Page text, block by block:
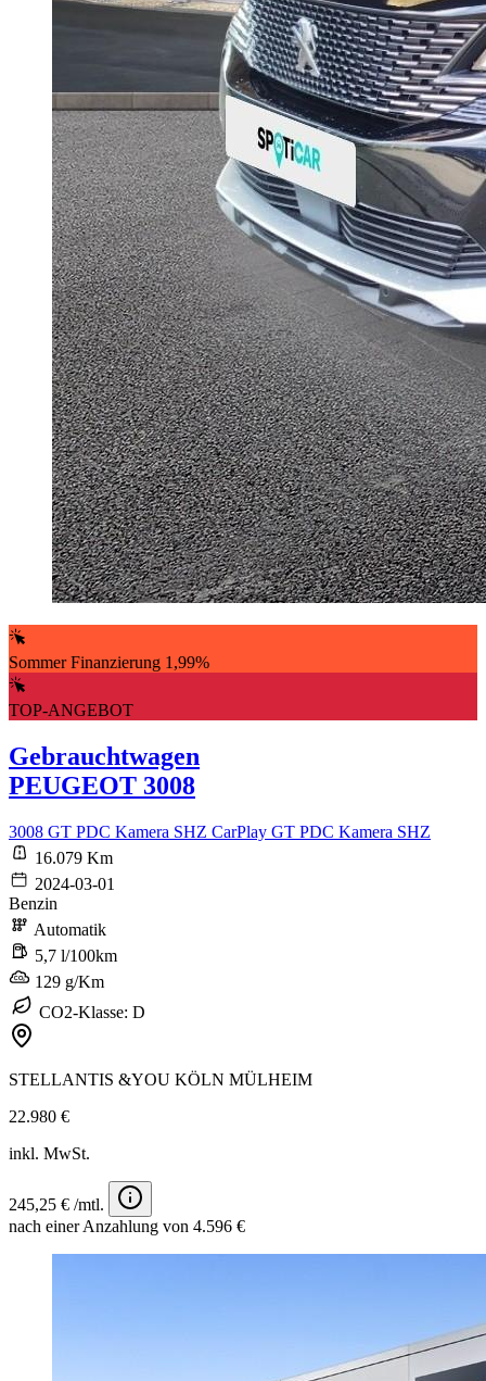
Sommer Finanzierung 1,99%
TOP-ANGEBOT
Gebrauchtwagen
PEUGEOT 3008
3008 GT PDC Kamera SHZ CarPlay GT PDC Kamera SHZ
16.079 Km
2024-03-01
Benzin
Automatik
5,7 l/100km
129 g/Km
CO2-Klasse: D
STELLANTIS &YOU KÖLN MÜLHEIM
22.980 €
inkl. MwSt.
245,25 € /mtl.
nach einer Anzahlung von 4.596 €